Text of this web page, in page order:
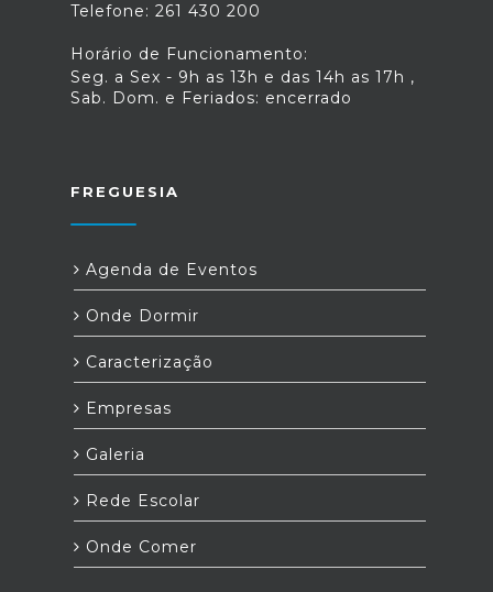
Telefone: 261 430 200
Horário de Funcionamento:
Seg. a Sex - 9h as 13h e das 14h as 17h ,
Sab. Dom. e Feriados: encerrado
FREGUESIA
Agenda de Eventos
Onde Dormir
Caracterização
Empresas
Galeria
Rede Escolar
Onde Comer